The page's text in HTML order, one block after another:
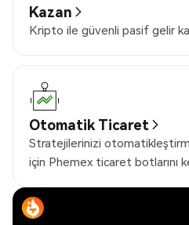
Kazan
Kripto ile güvenli pasif gelir
Otomatik Ticaret
Stratejilerinizi
için Phemex ticaret botlarını